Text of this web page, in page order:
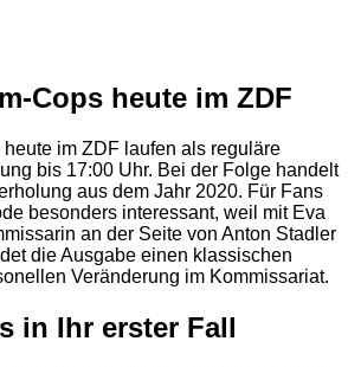
Cops heute im ZDF
im ZDF laufen als reguläre
bis 17:00 Uhr. Bei der Folge handelt
aus dem Jahr 2020. Für Fans
besonders interessant, weil mit Eva
an der Seite von Anton Stadler
die Ausgabe einen klassischen
Veränderung im Kommissariat.
in Ihr erster Fall